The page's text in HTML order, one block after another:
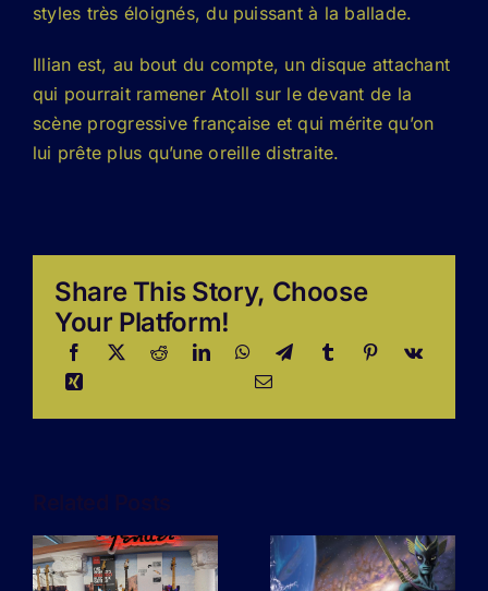
styles très éloignés, du puissant à la ballade.
Illian est, au bout du compte, un disque attachant
qui pourrait ramener Atoll sur le devant de la
scène progressive française et qui mérite qu’on
lui prête plus qu’une oreille distraite.
Share This Story, Choose
Your Platform!